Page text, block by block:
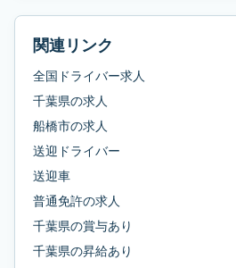
関連リンク
全国ドライバー求人
千葉県の求人
船橋市の求人
送迎ドライバー
送迎車
普通免許の求人
千葉県の賞与あり
千葉県の昇給あり